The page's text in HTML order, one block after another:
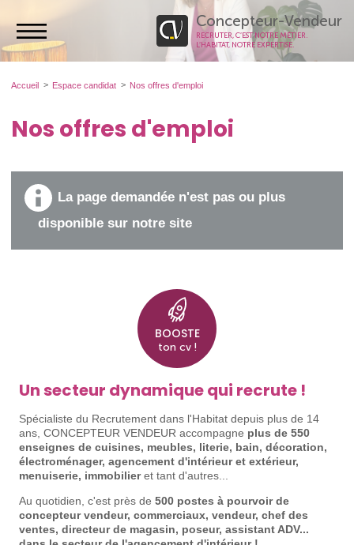
Concepteur-Vendeur
RECRUTER, C’EST NOTRE MÉTIER.
L’HABITAT, NOTRE EXPERTISE.
Accueil Espace candidat Nos offres d'emploi
Nos offres d'emploi
La page demandée n'est pas ou plus
disponible sur notre site
BOOSTE
ton cv !
Un secteur dynamique qui recrute !
Spécialiste du Recrutement dans l'Habitat depuis plus de 14
ans, CONCEPTEUR VENDEUR accompagne plus de 550
enseignes de cuisines, meubles, literie, bain, décoration,
électroménager, agencement d'intérieur et extérieur,
menuiserie, immobilieret tant d'autres...
Au quotidien, c'est près de 500 postes à pourvoir de
concepteur vendeur, commerciaux, vendeur, chef des
ventes, directeur de magasin, poseur, assistant ADV...